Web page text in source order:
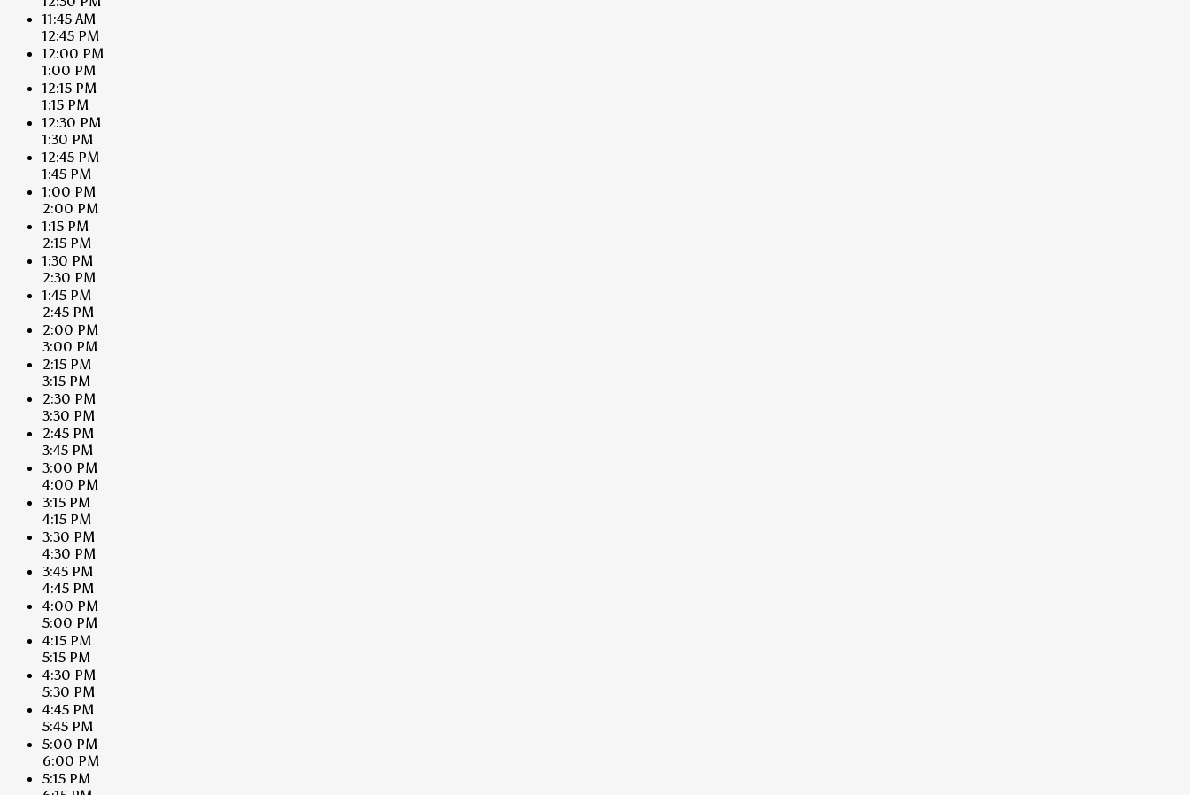
11:45 AM
12:45 PM
12:00 PM
1:00 PM
12:15 PM
1:15 PM
12:30 PM
1:30 PM
12:45 PM
1:45 PM
1:00 PM
2:00 PM
1:15 PM
2:15 PM
1:30 PM
2:30 PM
1:45 PM
2:45 PM
2:00 PM
3:00 PM
2:15 PM
3:15 PM
2:30 PM
3:30 PM
2:45 PM
3:45 PM
3:00 PM
4:00 PM
3:15 PM
4:15 PM
3:30 PM
4:30 PM
3:45 PM
4:45 PM
4:00 PM
5:00 PM
4:15 PM
5:15 PM
4:30 PM
5:30 PM
4:45 PM
5:45 PM
5:00 PM
6:00 PM
5:15 PM